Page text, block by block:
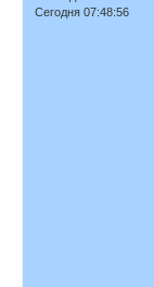
Сегодня 07:48:56